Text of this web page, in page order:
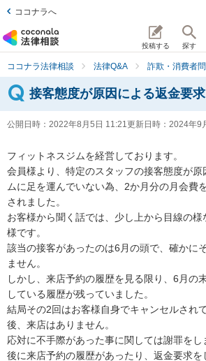
ココナラへ
投稿する 探す
ココナラ法律相談 法律Q&A 詐欺・消費者
接客態度が原因による返金要
公開日時： 2022年8月5日 11:21更新日時： 2024年9
フィットネスジムを経営しております。
会員様より、特定のスタッフの接客態度が
ムに足を運んでいない為、2か月分の月会費
されました。
お客様から聞く話では、少し上から目線の様
様です。
該当の接客があったのは6月の頭で、確かに
ません。
しかし、来店予約の履歴を見る限り、6月の
している履歴が残っていました。
結局その2回はお客様自身でキャンセルされ
後、来店はありません。
応対に不手際があった事に関しては謝罪を
後に来店予約の履歴があったり、返金要求を